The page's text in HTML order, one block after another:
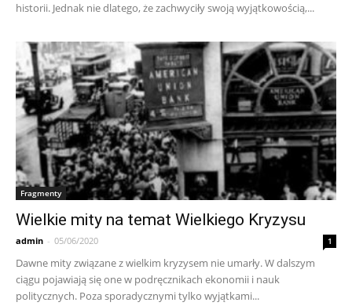
historii. Jednak nie dlatego, że zachwyciły swoją wyjątkowością,...
Fragmenty
Wielkie mity na temat Wielkiego Kryzysu
admin - 05/06/2020 1
Dawne mity związane z wielkim kryzysem nie umarły. W dalszym
ciągu pojawiają się one w podręcznikach ekonomii i nauk
politycznych. Poza sporadycznymi tylko wyjątkami...